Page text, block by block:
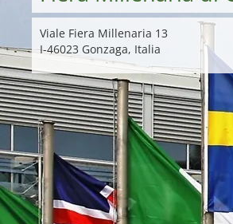
Viale Fiera Millenaria 13
I-46023 Gonzaga, Italia